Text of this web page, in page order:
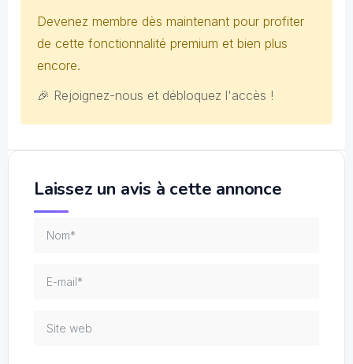
Devenez membre dès maintenant pour profiter
de cette fonctionnalité premium et bien plus
encore.
🎉 Rejoignez-nous et débloquez l'accès !
Laissez un avis à cette annonce